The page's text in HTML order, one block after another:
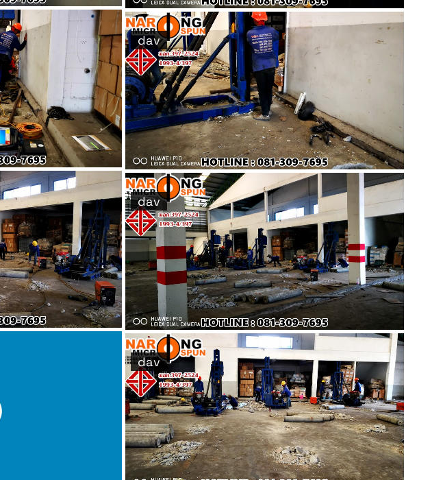
dav
dav
dav